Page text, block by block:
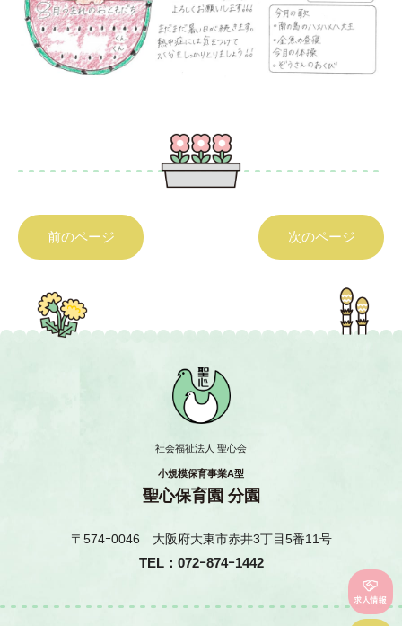
前のページ 次のページ
社会福祉法人 聖心会
小規模保育事業A型
聖心保育園 分園
〒574ｰ0046 大阪府大東市赤井3丁目5番11号
TEL：072ｰ874ｰ1442